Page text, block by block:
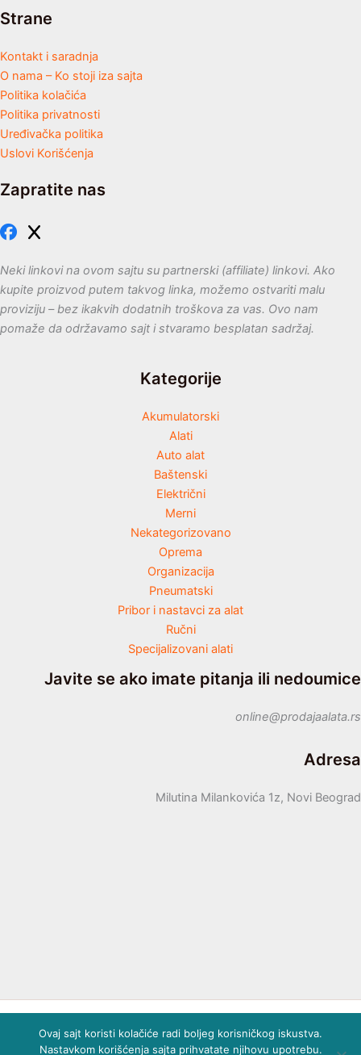
Strane
Kontakt i saradnja
O nama – Ko stoji iza sajta
Politika kolačića
Politika privatnosti
Uređivačka politika
Uslovi Korišćenja
Zapratite nas
Neki linkovi na ovom sajtu su partnerski (affiliate) linkovi. Ako
kupite proizvod putem takvog linka, možemo ostvariti malu
proviziju – bez ikakvih dodatnih troškova za vas. Ovo nam
pomaže da održavamo sajt i stvaramo besplatan sadržaj.
Kategorije
Akumulatorski
Alati
Auto alat
Baštenski
Električni
Merni
Nekategorizovano
Oprema
Organizacija
Pneumatski
Pribor i nastavci za alat
Ručni
Specijalizovani alati
Javite se ako imate pitanja ili nedoumice
online@prodajaalata.rs
Adresa
Milutina Milankovića 1z, Novi Beograd
Sva prava zadržana © 2026 Prodaja alata
Ovaj sajt koristi kolačiće. Nastavkom korišćenja prihvatate
Ovaj sajt koristi kolačiće radi boljeg korisničkog iskustva.
Nastavkom korišćenja sajta prihvatate njihovu upotrebu.